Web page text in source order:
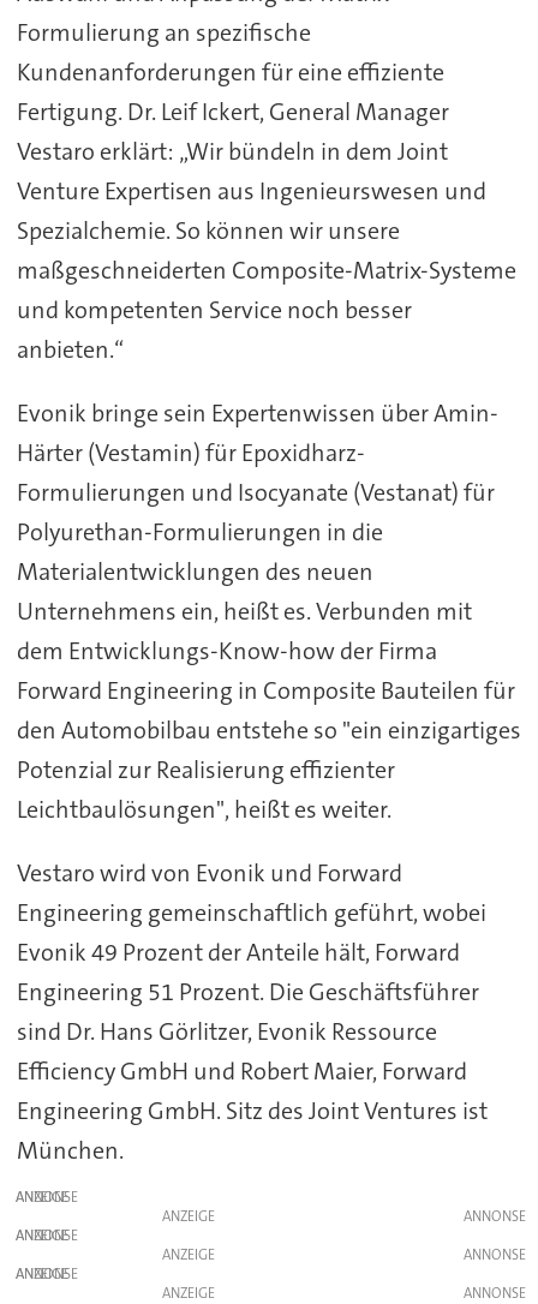
Formulierung an spezifische
Kundenanforderungen für eine effiziente
Fertigung. Dr. Leif Ickert, General Manager
Vestaro erklärt: „Wir bündeln in dem Joint
Venture Expertisen aus Ingenieurswesen und
Spezialchemie. So können wir unsere
maßgeschneiderten Composite-Matrix-Systeme
und kompetenten Service noch besser
anbieten.“
Evonik bringe sein Expertenwissen über Amin-
Härter (Vestamin) für Epoxidharz-
Formulierungen und Isocyanate (Vestanat) für
Polyurethan-Formulierungen in die
Materialentwicklungen des neuen
Unternehmens ein, heißt es. Verbunden mit
dem Entwicklungs-Know-how der Firma
Forward Engineering in Composite Bauteilen für
den Automobilbau entstehe so "ein einzigartiges
Potenzial zur Realisierung effizienter
Leichtbaulösungen", heißt es weiter.
Vestaro wird von Evonik und Forward
Engineering gemeinschaftlich geführt, wobei
Evonik 49 Prozent der Anteile hält, Forward
Engineering 51 Prozent. Die Geschäftsführer
sind Dr. Hans Görlitzer, Evonik Ressource
Efficiency GmbH und Robert Maier, Forward
Engineering GmbH. Sitz des Joint Ventures ist
München.
ANZEIGE
ANZEIGE
ANZEIGE
ANZEIGE
ANZEIGE
ANZEIGE